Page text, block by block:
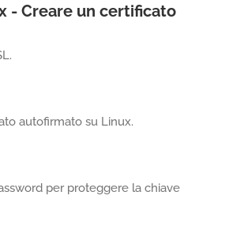
- Creare un certificato
autofirmato su Linux.
per proteggere la chiave